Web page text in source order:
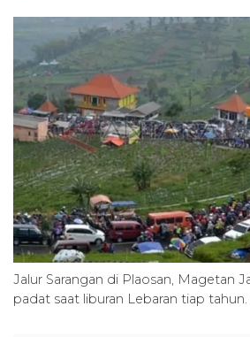
Jalur Sarangan di Plaosan, Magetan
padat saat liburan Lebaran tiap